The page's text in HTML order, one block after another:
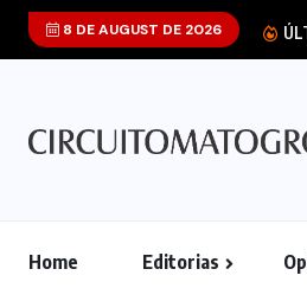
8 DE AUGUST DE 2026
Home Editorias